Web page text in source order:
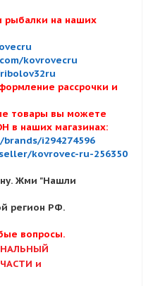
рыбалки на наших
kovrovecru
рассрочки и
товары вы можете
в наших магазинах:
i294274596
kovrovec-ru-256350
Жми "Нашли
регион РФ.
вопросы.
и